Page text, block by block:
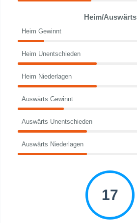
Heim/Auswärts
Heim Gewinnt
Heim Unentschieden
Heim Niederlagen
Auswärts Gewinnt
Auswärts Unentschieden
Auswärts Niederlagen
17